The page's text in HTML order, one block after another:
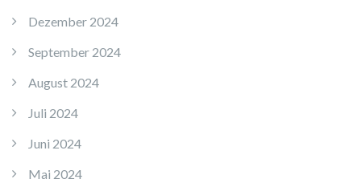
Dezember 2024
September 2024
August 2024
Juli 2024
Juni 2024
Mai 2024